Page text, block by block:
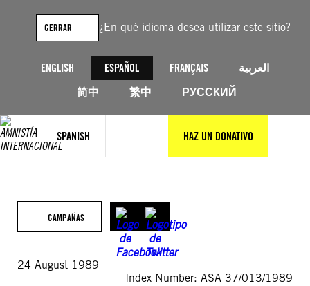
¿En qué idioma desea utilizar este sitio?
ENGLISH ESPAÑOL FRANÇAIS
العربية
简中
繁中 РУССКИЙ
CERRAR
SPANISH HAZ UN DONATIVO
contenido
CAMPAÑAS
24 August 1989
Index Number: ASA 37/013/1989